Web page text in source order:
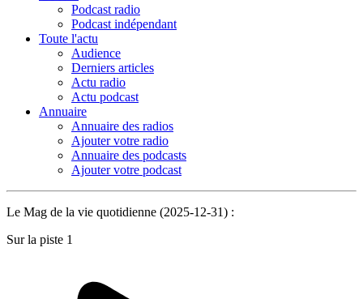
Podcast radio
Podcast indépendant
Toute l'actu
Audience
Derniers articles
Actu radio
Actu podcast
Annuaire
Annuaire des radios
Ajouter votre radio
Annuaire des podcasts
Ajouter votre podcast
Le Mag de la vie quotidienne (2025-12-31) :
Sur la piste 1